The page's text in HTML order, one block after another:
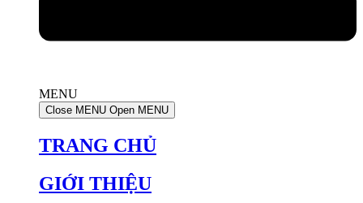
MENU
Close MENU Open MENU
TRANG CHỦ
GIỚI THIỆU